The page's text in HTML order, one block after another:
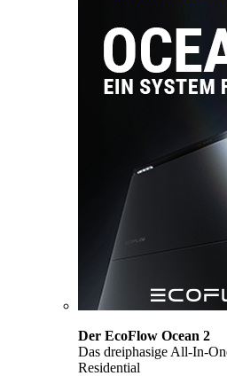
Der EcoFlow Ocean 2
Das dreiphasige All-In-
Residential